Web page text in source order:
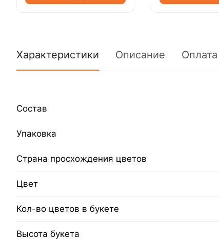
Характеристики Описание Оплата
Состав
Упаковка
Страна просхождения цветов
Цвет
Кол-во цветов в букете
Высота букета